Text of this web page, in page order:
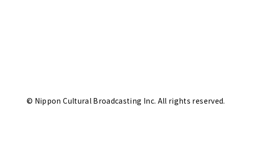
© Nippon Cultural Broadcasting Inc. All rights reserved.